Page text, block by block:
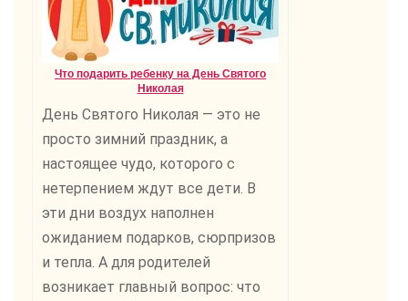
Что подарить ребенку на День Святого
Николая
День Святого Николая — это не
просто зимний праздник, а
настоящее чудо, которого с
нетерпением ждут все дети. В
эти дни воздух наполнен
ожиданием подарков, сюрпризов
и тепла. А для родителей
возникает главный вопрос: что